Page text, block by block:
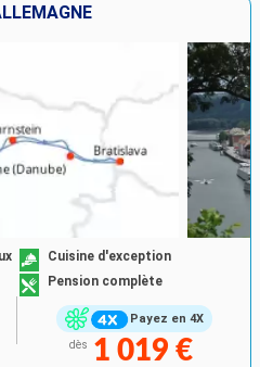
Payez en 4X
Cuisine d'exception
Pension complète
dès 1 019 €